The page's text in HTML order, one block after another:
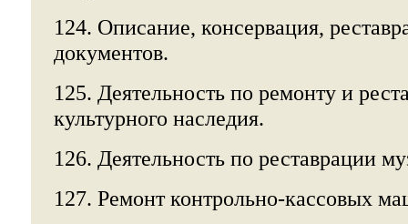
124. Описание, консервация,
документов.
125. Деятельность по ремонту и
культурного наследия.
126. Деятельность по реставрации
127. Ремонт контрольно-кассовых